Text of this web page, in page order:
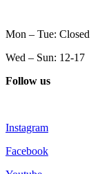
Mon – Tue: Closed
Wed – Sun: 12-17
Follow us
Instagram
Facebook